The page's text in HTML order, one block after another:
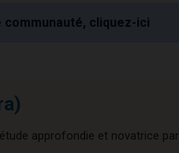
cliquez-ici
approfondie et novatrice par